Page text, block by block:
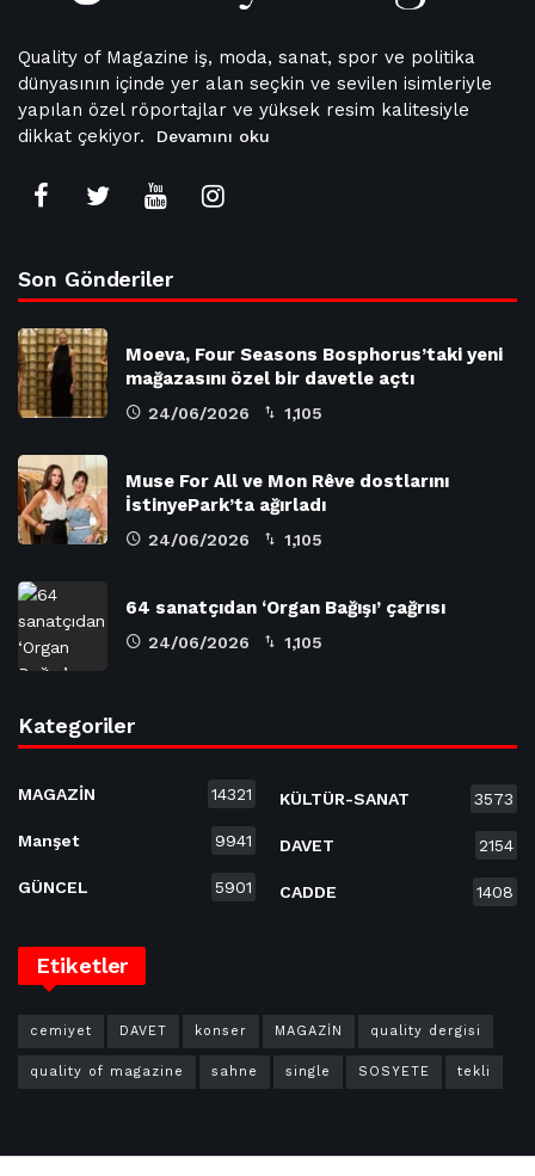
Quality of Magazine iş, moda, sanat, spor ve politika
dünyasının içinde yer alan seçkin ve sevilen isimleriyle
yapılan özel röportajlar ve yüksek resim kalitesiyle
dikkat çekiyor.
Devamını oku
Son Gönderiler
Moeva, Four Seasons Bosphorus’taki yeni
mağazasını özel bir davetle açtı
24/06/2026 1,105
Muse For All ve Mon Rêve dostlarını
İstinyePark’ta ağırladı
24/06/2026 1,105
64 sanatçıdan ‘Organ Bağışı’ çağrısı
24/06/2026 1,105
Kategoriler
MAGAZİN 14321
Manşet 9941
GÜNCEL 5901
KÜLTÜR-SANAT 3573
DAVET 2154
CADDE 1408
Etiketler
cemiyet DAVET konser MAGAZİN quality dergisi
quality of magazine sahne single SOSYETE tekli